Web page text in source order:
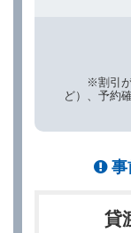
※割引
ど）、予約
事
貸